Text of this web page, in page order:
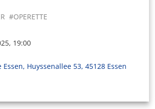
#OPERETTE
19:00
Huyssenallee 53, 45128 Essen